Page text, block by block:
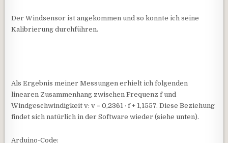
Der Windsensor ist angekommen und so konnte ich seine
Kalibrierung durchführen.
Als Ergebnis meiner Messungen erhielt ich folgenden
linearen Zusammenhang zwischen Frequenz f und
Windgeschwindigkeit v: v = 0,2361 · f + 1,1557. Diese Beziehung
findet sich natürlich in der Software wieder (siehe unten).
Arduino-Code: